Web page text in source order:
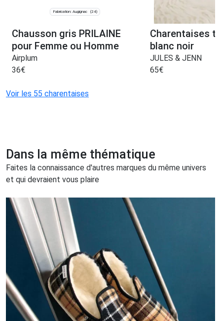
Fabrication: Augignac (24)
Chausson gris PRILAINE
pour Femme ou Homme
Airplum
36€
Charentaises
blanc noir
JULES & JENN
65€
Voir les 55 charentaises
Dans la même thématique
Faites la connaissance d'autres marques du même univers
et qui devraient vous plaire